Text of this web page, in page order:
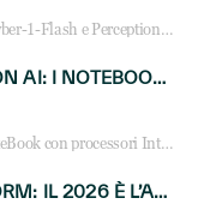
Microsoft lancia MAI-Cyber-1-Flash e Perception: cybersecurity agentica in preview dal 3 novembre. Cosa cambia per MSP, system integrator e reseller.
HP ELITEBOOK CON AI: I NOTEBOOK BUSINESS INTELLIGENTI CHE TRASFORMANO PRODUTTIVITÀ, SICUREZZA E LAVORO IBRIDO
Scopri la gamma HP EliteBook con processori Intel® Core™ Ultra e AMD Ryzen™ AI. Notebook business progettati per aumentare la produttività, migliorare la collaborazione e garantire sicurezza avanzata in ufficio e in mobilità.
AI AGENT PLATFORM: IL 2026 È L’ANNO DEL «SISTEMA OPERATIVO» PER GLI AGENTI AZIENDALI